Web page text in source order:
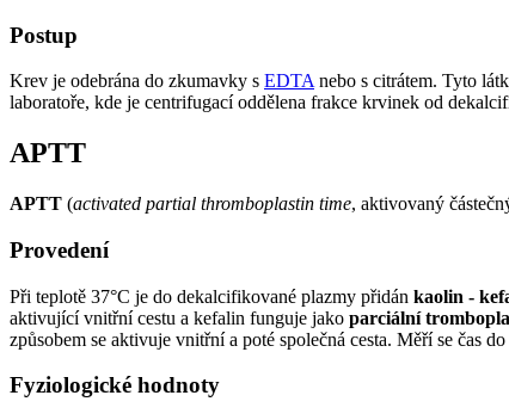
Postup
Krev je odebrána do zkumavky s EDTA nebo s citrátem. Tyto
laboratoře, kde je centrifugací oddělena frakce krvinek od
APTT
APTT (activated partial thromboplastin time, aktivovaný
Provedení
Při teplotě 37°C je do dekalcifikované plazmy přidán kaolin -
aktivující vnitřní cestu a kefalin funguje jako parciální
způsobem se aktivuje vnitřní a poté společná cesta. Měří se čas
Fyziologické hodnoty